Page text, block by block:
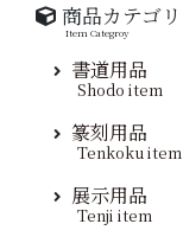
商品カテゴリ
Item Categroy
書道用品
Shodo item
篆刻用品
Tenkoku item
展示用品
Tenji item